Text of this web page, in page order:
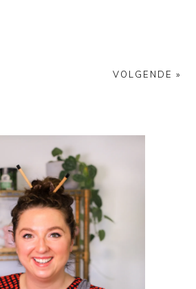
VOLGENDE »